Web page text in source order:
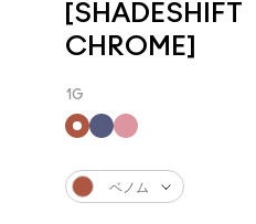
[SHADESHIFT
CHROME]
1G
ベノム